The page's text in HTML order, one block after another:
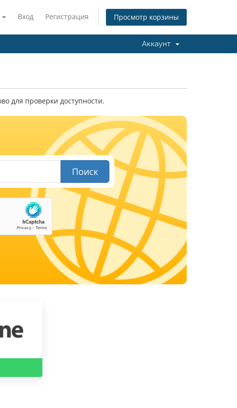
Вход Регистрация Просмотр корзины
Аккаунт
для проверки доступности.
Поиск